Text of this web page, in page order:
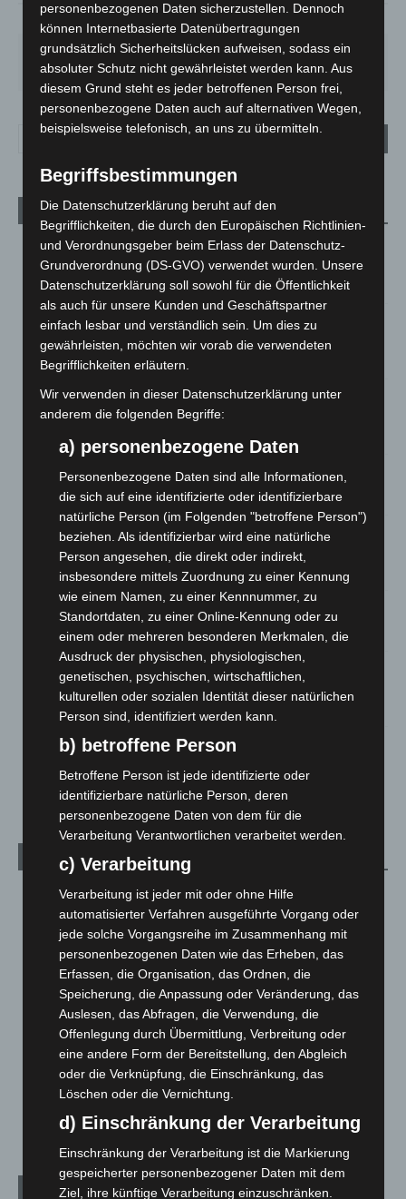
44%
DO.
22°
FR.
25 °
SA.
26°
SO.
31°
MO.
35
Aktuelle Beiträge
Brand im „Haus der Begegnung“ in Neuwarmbüchen schnell
eingedämmt
6. August 2026
Region Hannover: 21 neue Notfallsanitäter starten beim
Roten Kreuz
5. August 2026
Mann läuft mit Hockeyschläger über A7 – Polizei sucht
Zeugen
Celle: Mensch stirbt bei Bagger-Unfall auf Baustelle
5. August 2026
Gasleitung bei McDonald’s-Umbau in Langenhagen
beschädigt
5. August 2026
Anklage nach Abschaltung von „Archetyp Market“ erhoben
3. August 2026
Hannover: Polizei stoppt 166 Trunkenheitsfahrten bei
Großkontrolle
Hannover Klassik Open Air 2026: Französische Oper im
2. August 2026
Kategorien
Blaulicht
Corona-News
Hannover und Region
Langenhagen und Ortsteile
Leserbriefe
Menschen
Über uns
Veranstaltungen
Archiv
personenbezogenen Daten sicherzustellen. Dennoch
können Internetbasierte Datenübertragungen
grundsätzlich Sicherheitslücken aufweisen, sodass ein
absoluter Schutz nicht gewährleistet werden kann. Aus
diesem Grund steht es jeder betroffenen Person frei,
personenbezogene Daten auch auf alternativen Wegen,
beispielsweise telefonisch, an uns zu übermitteln.
Begriffsbestimmungen
Die Datenschutzerklärung beruht auf den
Begrifflichkeiten, die durch den Europäischen Richtlinien-
und Verordnungsgeber beim Erlass der Datenschutz-
Grundverordnung (DS-GVO) verwendet wurden. Unsere
Datenschutzerklärung soll sowohl für die Öffentlichkeit
als auch für unsere Kunden und Geschäftspartner
einfach lesbar und verständlich sein. Um dies zu
gewährleisten, möchten wir vorab die verwendeten
Begrifflichkeiten erläutern.
Wir verwenden in dieser Datenschutzerklärung unter
anderem die folgenden Begriffe:
a) personenbezogene Daten
Personenbezogene Daten sind alle Informationen,
die sich auf eine identifizierte oder identifizierbare
natürliche Person (im Folgenden "betroffene Person")
beziehen. Als identifizierbar wird eine natürliche
Person angesehen, die direkt oder indirekt,
insbesondere mittels Zuordnung zu einer Kennung
wie einem Namen, zu einer Kennnummer, zu
Standortdaten, zu einer Online-Kennung oder zu
einem oder mehreren besonderen Merkmalen, die
Ausdruck der physischen, physiologischen,
genetischen, psychischen, wirtschaftlichen,
kulturellen oder sozialen Identität dieser natürlichen
Person sind, identifiziert werden kann.
b) betroffene Person
Betroffene Person ist jede identifizierte oder
identifizierbare natürliche Person, deren
personenbezogene Daten von dem für die
Verarbeitung Verantwortlichen verarbeitet werden.
c) Verarbeitung
Verarbeitung ist jeder mit oder ohne Hilfe
automatisierter Verfahren ausgeführte Vorgang oder
jede solche Vorgangsreihe im Zusammenhang mit
personenbezogenen Daten wie das Erheben, das
Erfassen, die Organisation, das Ordnen, die
Speicherung, die Anpassung oder Veränderung, das
Auslesen, das Abfragen, die Verwendung, die
Offenlegung durch Übermittlung, Verbreitung oder
eine andere Form der Bereitstellung, den Abgleich
oder die Verknüpfung, die Einschränkung, das
Löschen oder die Vernichtung.
d) Einschränkung der Verarbeitung
Einschränkung der Verarbeitung ist die Markierung
gespeicherter personenbezogener Daten mit dem
Ziel, ihre künftige Verarbeitung einzuschränken.